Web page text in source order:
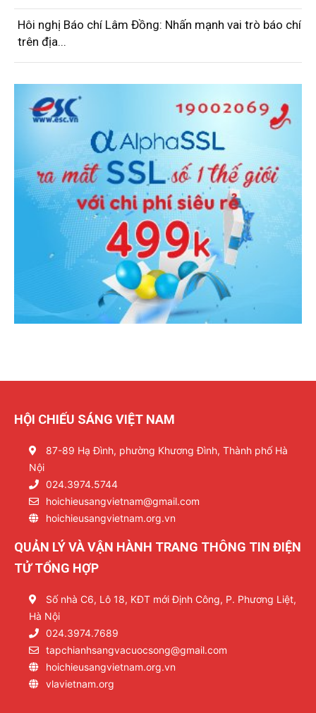
Hôi nghị Báo chí Lâm Đồng: Nhấn mạnh vai trò báo chí
trên địa...
HỘI CHIẾU SÁNG VIỆT NAM
87-89 Hạ Đình, phường Khương Đình, Thành phố Hà
Nội
024.3974.5744
hoichieusangvietnam@gmail.com
hoichieusangvietnam.org.vn
QUẢN LÝ VÀ VẬN HÀNH TRANG THÔNG TIN ĐIỆN
TỬ TỔNG HỢP
Số nhà C6, Lô 18, KĐT mới Định Công, P. Phương Liệt,
Hà Nội
024.3974.7689
tapchianhsangvacuocsong@gmail.com
hoichieusangvietnam.org.vn
vlavietnam.org